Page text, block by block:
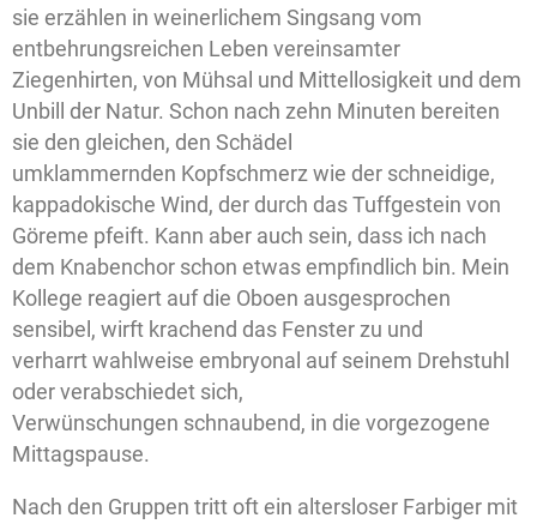
sie erzählen in weinerlichem Singsang vom
entbehrungsreichen Leben vereinsamter
Ziegenhirten, von Mühsal und Mittellosigkeit und dem
Unbill der Natur. Schon nach zehn Minuten bereiten
sie den gleichen, den Schädel
umklammernden Kopfschmerz wie der schneidige,
kappadokische Wind, der durch das Tuffgestein von
Göreme pfeift. Kann aber auch sein, dass ich nach
dem Knabenchor schon etwas empfindlich bin. Mein
Kollege reagiert auf die Oboen ausgesprochen
sensibel, wirft krachend das Fenster zu und
verharrt wahlweise embryonal auf seinem Drehstuhl
oder verabschiedet sich,
Verwünschungen schnaubend, in die vorgezogene
Mittagspause.
Nach den Gruppen tritt oft ein altersloser Farbiger mit